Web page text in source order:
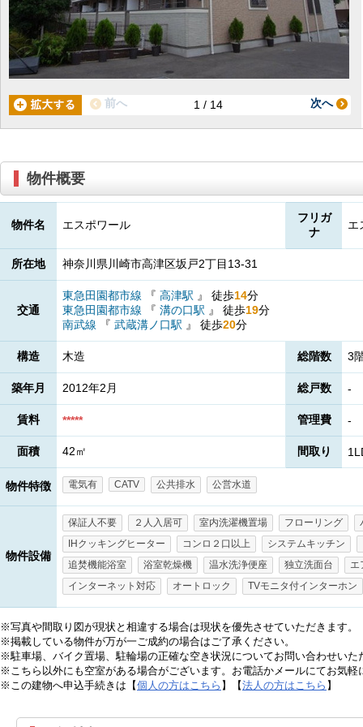
1 / 14
前へ 次へ
物件概要
物件名 エスポワール
フリガ
ナ
エ
所在地 神奈川県川崎市高津区坂戸2丁目13-31
交通
東急田園都市線 『 高津駅 』 徒歩14分
東急田園都市線
『 溝の口駅 』 徒歩19分
南武線
『 武蔵溝ノ口駅 』 徒歩20分
構造 木造 総階数 3
築年月 2012年2月 総戸数 -
賃料 ***** 管理費 -
面積 42㎡ 間取り
物件特徴 電気有 CATV 公共排水 公営水道
物件設備
保証人不要 ２人入居可 室内洗濯機置場 フローリング
IHクッキングヒーター
コンロ２口以上 システムキッチン
追焚機能浴室
浴室乾燥機 温水洗浄便座 独立洗面台
エ
インターネット対応
オートロック TVモニタ付インターホン
※写真や間取り図が現状と相違する場合は現状を優先させていただきます。
※掲載している物件が万が一ご成約の場合はご了承ください。
※駐車場、バイク置場、駐輪場の正確な空き状況についてお問い合わせいた
※こちら以外にも空室がある場合がございます。お電話かメールにてお気軽
※この建物へ申込手続きは【個人の方はこちら 】【法人の方はこちら 】